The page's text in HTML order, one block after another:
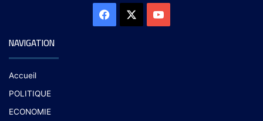
NAVIGATION
Accueil
POLITIQUE
ECONOMIE